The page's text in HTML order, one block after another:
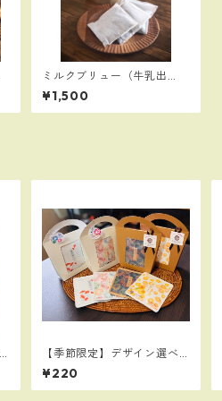
ミルクブリュー（牛乳出
し）コーヒーバッグ（４
P）：グラス約１２杯分
¥1,500
【季節限定】デザイン選べ
る♪「夏の贈りもの」パッ
ケージドリップバック1個入
り
¥220